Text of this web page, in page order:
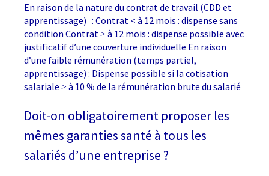
En raison de la nature du contrat de travail (CDD et
apprentissage) : Contrat < à 12 mois : dispense sans
condition Contrat ≥ à 12 mois : dispense possible avec
justificatif d’une couverture individuelle En raison
d’une faible rémunération (temps partiel,
apprentissage) : Dispense possible si la cotisation
salariale ≥ à 10 % de la rémunération brute du salarié
Doit-on obligatoirement proposer les
mêmes garanties santé à tous les
salariés d’une entreprise ?